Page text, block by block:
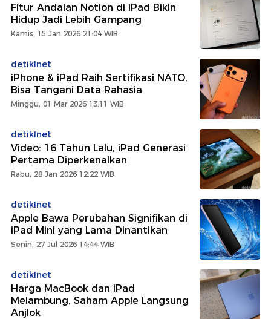
Fitur Andalan Notion di iPad Bikin
Hidup Jadi Lebih Gampang
Kamis, 15 Jan 2026 21:04 WIB
detikInet
iPhone & iPad Raih Sertifikasi NATO,
Bisa Tangani Data Rahasia
Minggu, 01 Mar 2026 13:11 WIB
detikInet
Video: 16 Tahun Lalu, iPad Generasi
Pertama Diperkenalkan
Rabu, 28 Jan 2026 12:22 WIB
detikInet
Apple Bawa Perubahan Signifikan di
iPad Mini yang Lama Dinantikan
Senin, 27 Jul 2026 14:44 WIB
detikInet
Harga MacBook dan iPad
Melambung, Saham Apple Langsung
Anjlok